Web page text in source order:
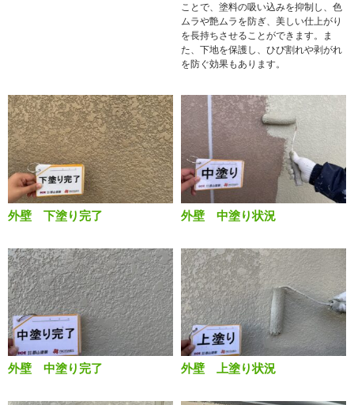
ことで、塗料の吸い込みを抑制し、色
ムラや艶ムラを防ぎ、美しい仕上がり
を長持ちさせることができます。ま
た、下地を保護し、ひび割れや剥がれ
を防ぐ効果もあります。
外壁 下塗り完了 外壁 中塗り状況
外壁 中塗り完了 外壁 上塗り状況